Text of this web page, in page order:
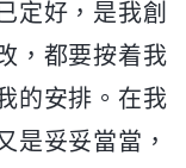
定好，是我創
，都要按着我
的安排。在我
是妥妥當當，